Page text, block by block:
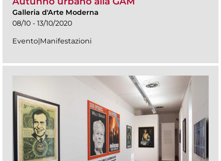
Galleria d'Arte Moderna
08/10 - 13/10/2020
Evento|Manifestazioni